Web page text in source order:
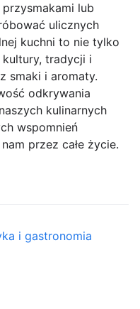
lub
ulicznych
kuchni to nie tylko
kultury, tradycji i
smaki i aromaty.
odkrywania
kulinarnych
wspomnień
przez całe życie.
i gastronomia